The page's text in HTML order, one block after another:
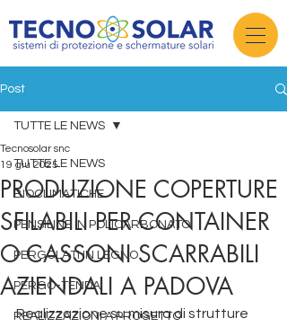
Post
TUTTE LE NEWS
BIOCLIMATICHE
PENSILINE IN POLICARBONATO
PERGOLATI IN LEGNO
PERGO-TENDA
REALIZZAZIONI A PROGETTO
TUTTE LE NEWS
PRODUZIONE COPERTURE
SFILABILI PER CONTAINER
O CASSONI SCARRABILI
AZIENDALI A PADOVA
Tecnosolar snc
19 giu 2025
Realizzazione su misura di strutture